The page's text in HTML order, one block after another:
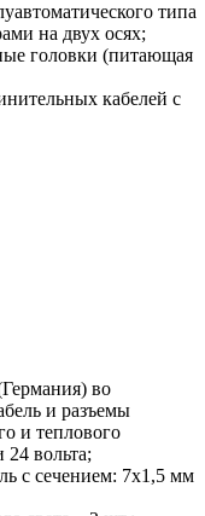
типа
на двух осях;
головки (питающая
кабелей с
во
и разъемы
и теплового
24 вольта;
с сечением: 7х1,5 мм